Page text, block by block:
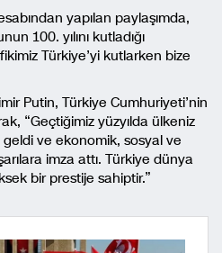
yapılan paylaşımda,
100. yılını kutladığı
Türkiye’yi kutlarken bize
Putin, Türkiye Cumhuriyeti’nin
“Geçtiğimiz yüzyılda ülkeniz
ve ekonomik, sosyal ve
imza attı. Türkiye dünya
bir prestije sahiptir.”